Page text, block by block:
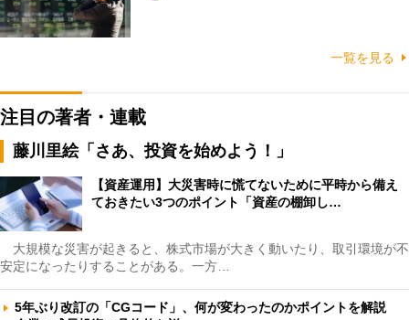
一覧を見る
注目の著者・連載
藤川里絵「さあ、投資を始めよう！」
【資産運用】大災害時に慌てないために平時から備え
ておきたい3つのポイント「資産の棚卸し…
大規模な災害が起きると、株式市場が大きく動いたり、取引環境が不
安定になったりすることがある。一方…
5年ぶり改訂の「CGコード」、何が変わったのかポイントを解説